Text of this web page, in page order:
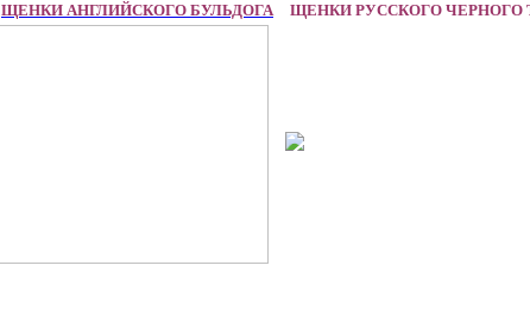
ЩЕНКИ АНГЛИЙСКОГО БУЛЬДОГА ЩЕНКИ РУССКОГО ЧЕРНОГО